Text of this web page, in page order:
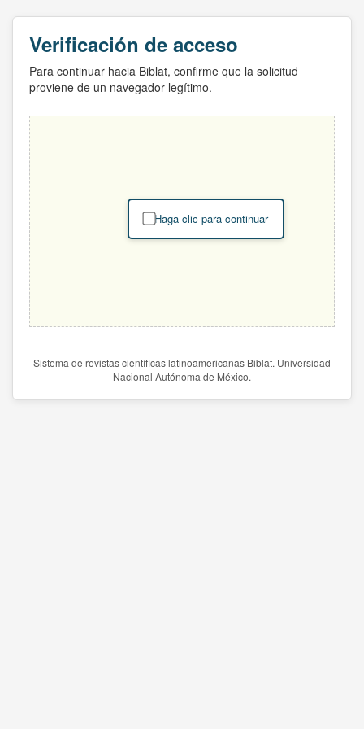
Verificación de acceso
Para continuar hacia Biblat, confirme que la solicitud
proviene de un navegador legítimo.
Haga clic para continuar
Sistema de revistas científicas latinoamericanas Biblat. Universidad
Nacional Autónoma de México.